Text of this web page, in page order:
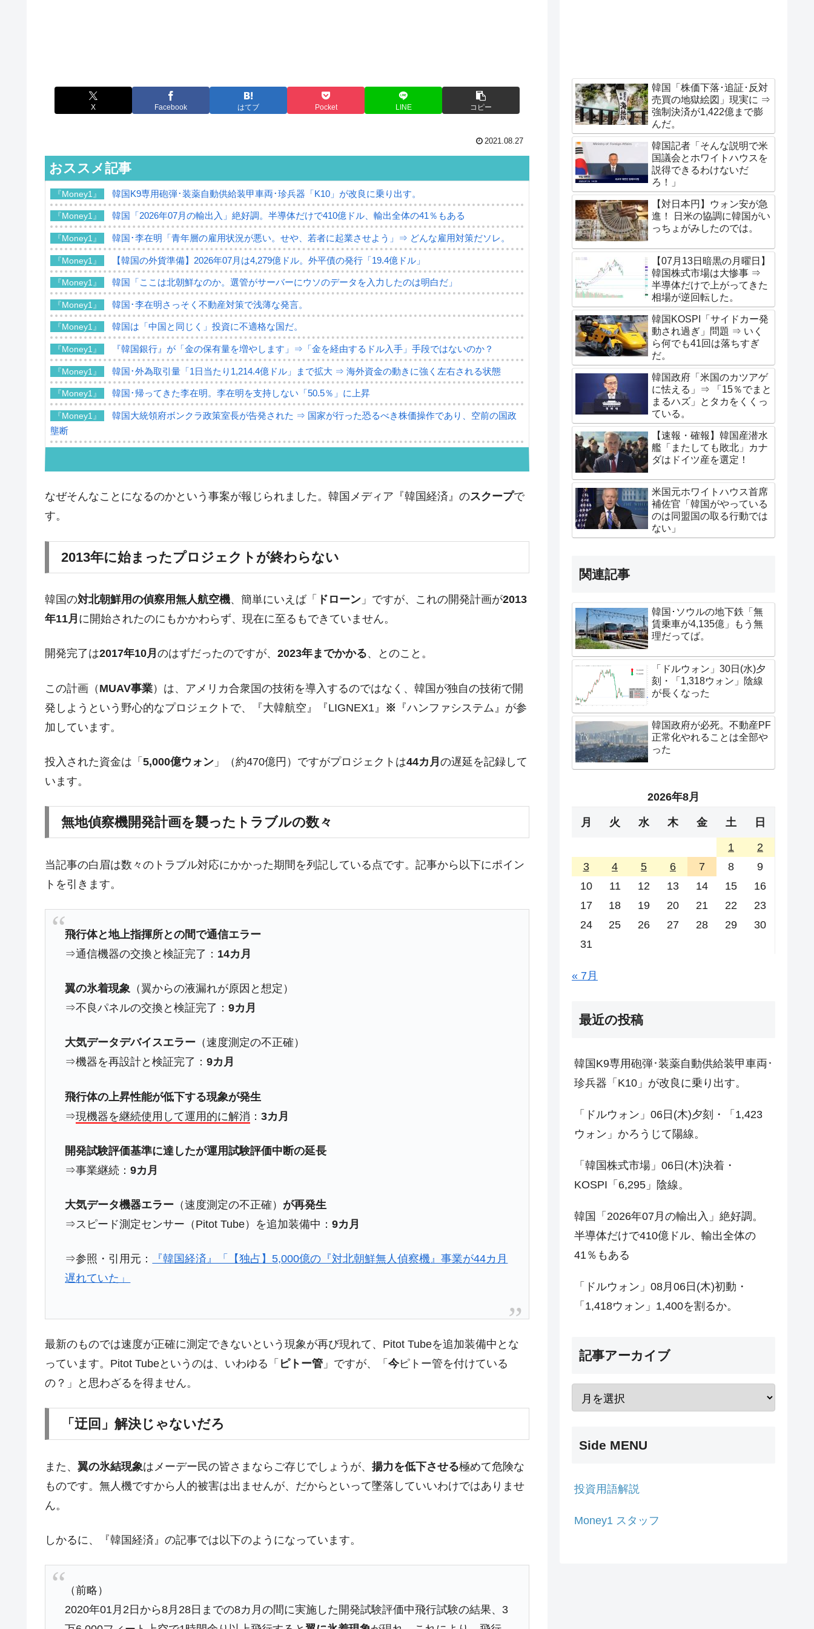
X Facebook はてブ Pocket LINE コピー
2021.08.27
おススメ記事
『Money1』 韓国K9専用砲弾･装薬自動供給装甲車両･珍兵器「K10」が改良に乗り出す。
『Money1』 韓国「2026年07月の輸出入」絶好調。半導体だけで410億ドル、輸出全体の41％もある
『Money1』 韓国･李在明「青年層の雇用状況が悪い。せや、若者に起業させよう」⇒ どんな雇用対策だソレ。
『Money1』 【韓国の外貨準備】2026年07月は4,279億ドル。外平債の発行「19.4億ドル」
『Money1』 韓国「ここは北朝鮮なのか。選管がサーバーにウソのデータを入力したのは明白だ」
『Money1』 韓国･李在明さっそく不動産対策で浅薄な発言。
『Money1』 韓国は「中国と同じく」投資に不適格な国だ。
『Money1』 『韓国銀行』が「金の保有量を増やします」⇒「金を経由するドル入手」手段ではないのか？
『Money1』 韓国･外為取引量「1日当たり1,214.4億ドル」まで拡大 ⇒ 海外資金の動きに強く左右される状態
『Money1』 韓国･帰ってきた李在明。李在明を支持しない「50.5％」に上昇
『Money1』
韓国大統領府ボンクラ政策室長が告発された ⇒ 国家が行った恐るべき株価操作であり、空前の国政
壟断
中国だけが鉄鋼輸出を異常増加させる ⇒ 中国の過剰生産が世界を蝕む。
『Money1』 韓国製造業「半導体絶好調」のウラで他業種は全般的「不調」⇒ PSIが示す現況は決して良くない。
『Money1』
『Money1』 韓国で猛暑。南東部では干ばつ
『Money1』 韓国型イージス搭載の次世代駆逐艦「KDDX」1番艦、2032年竣工と公示
『Money1』
韓国政府『BYD』車への補助金を全廃 ⇒ 実は韓国で『BYD』車は売れている。6カ月で対前年同期比
1.9倍！
在韓米国大使スティールが着韓！⇒ さっそく空港に詰めかけ「出て行け！」「極右勢力」のプラカー
ドを掲げる「在韓反米勢力」
『Money1』 韓国政府「2035年までに18.4GW規模のAIデータセンター整備」⇒ だから無理だってば。
『Money1』 JPモルガン「韓国レバレッジETFの清算はほぼ終わった」
『Money1』
韓国「橋が落ちました」⇒ 耐久性「なさすぎ」では。
『Money1』
米国下院「韓国の公務員個人をターゲットにぶん殴る法案」提出！⇒ クーパン問題は合衆国企業に対
する差別。許してはおかぬ
『Money1』
発動！
『Money1』 IT産業は人を雇用する効果は低い。全産業の半分未満しか雇用を生まない
『Money1』 韓国「2026年1Q 資金循環統計」面白い結果に。
『Money1』 韓国株式市場･暗黒の火曜日。サーキットブレイカーも発動！ 半導体2銘柄の暴落
Fact1 日本の誇る海洋資源調査船『白嶺』は先進技術の塊！
Fact1 夏の甲子園、優勝校を最も多く輩出している都道府県とは？
Fact1 今話題の「楽天ライオンズ」とは？
Fact1 全て勝つといくら？ 競馬GI競走で勝利騎手がもらえる賞金とは？
平成仮面ライダーの意外すぎるモチーフとは？
Fact1 発表から2日で大崩壊、鳴かず飛ばずに終わりそうなスーパーリーグとは？
Fact1 日本人マスターズ挑戦の歴史。松山以前に最高位だった選手とは？
セレクトセールの高額取引馬が稼いだ金額とは？
なぜそんなことになるのかという事案が報じられました。韓国メディア『韓国経済』のスクープで
す。
2013年に始まったプロジェクトが終わらない
韓国の対北朝鮮用の偵察用無人航空機、簡単にいえば「 ドローン 」ですが、これの開発計画が2013
年11月 に開始されたのにもかかわらず、現在に至るもできていません。
開発完了は2017年10月 のはずだったのですが、 2023年までかかる、とのこと。
この計画（ MUAV事業）は、アメリカ合衆国の技術を導入するのではなく、韓国が独自の技術で開
発しようという野心的なプロジェクトで、『大韓航空』『LIGNEX1』 ※ 『ハンファシステム』が参
加しています。
投入された資金は「 5,000億ウォン 」（約470億円）ですがプロジェクトは44カ月 の遅延を記録して
います。
無地偵察機開発計画を襲ったトラブルの数々
当記事の白眉は数々のトラブル対応にかかった期間を列記している点です。記事から以下にポイン
トを引きます。
飛行体と地上指揮所との間で通信エラー
⇒通信機器の交換と検証完了： 14カ月
翼の氷着現象 （翼からの液漏れが原因と想定）
⇒不良パネルの交換と検証完了：9カ月
大気データデバイスエラー （速度測定の不正確）
⇒機器を再設計と検証完了：9カ月
飛行体の上昇性能が低下する現象が発生
⇒現機器を継続使用して運用的に解消 ：3カ月
開発試験評価基準に達したが運用試験評価中断の延長
⇒事業継続：9カ月
大気データ機器エラー （速度測定の不正確） が再発生
⇒スピード測定センサー（Pitot Tube）を追加装備中：9カ月
⇒参照・引用元：
『韓国経済』「【独占】5,000億の『対北朝鮮無人偵察機』事業が44カ月
遅れていた」
最新のものでは速度が正確に測定できないという現象が再び現れて、Pitot Tubeを追加装備中とな
っています。Pitot Tubeというのは、いわゆる「 ピトー管 」ですが、「 今ピトー管を付けている
の？」と思わざるを得ません。
「迂回」解決じゃないだろ
また、 翼の氷結現象はメーデー民の皆さまならご存じでしょうが、 揚力を低下させる極めて危険な
ものです。無人機ですから人的被害は出ませんが、だからといって墜落していいわけではありませ
ん。
しかるに、『韓国経済』の記事では以下のようになっています。
（前略）
2020年01月2日から8月28日までの8カ月の間に実施した開発試験評価中飛行試験の結果、3
韓国「株価下落･追証･反対
売買の地獄絵図」現実に ⇒
強制決済が1,422億まで膨
んだ。
韓国記者「そんな説明で米
国議会とホワイトハウスを
説得できるわけないだ
ろ！」
【対日本円】ウォン安が急
進！ 日米の協調に韓国がい
っちょがみしたのでは。
【07月13日暗黒の月曜日】
韓国株式市場は大惨事 ⇒
半導体だけで上がってきた
相場が逆回転した。
韓国KOSPI「サイドカー発
動され過ぎ」問題 ⇒ いく
ら何でも41回は落ちすぎ
だ。
韓国政府「米国のカツアゲ
に怯える」⇒ 「15％でまと
まるハズ」とタカをくくっ
ている。
【速報・確報】韓国産潜水
艦「またしても敗北」カナ
ダはドイツ産を選定！
米国元ホワイトハウス首席
補佐官「韓国がやっている
のは同盟国の取る行動では
ない」
関連記事
韓国･ソウルの地下鉄「無
賃乗車が4,135億」もう無
理だってば。
「ドルウォン」30日(水)夕
刻・「1,318ウォン」陰線
が長くなった
韓国政府が必死。不動産PF
正常化やれることは全部や
った
2026年8月
月 火 水 木 金 土 日
1
2
3
4 5 6 7 8
9
10
11 12 13 14 15
16
17
18 19 20 21 22
23
24
25 26 27 28 29
30
31
« 7月
最近の投稿
韓国K9専用砲弾･装薬自動供給装甲車両･
珍兵器「K10」が改良に乗り出す。
「ドルウォン」06日(木)夕刻・「1,423
ウォン」かろうじて陽線。
「韓国株式市場」06日(木)決着・
KOSPI「6,295」陰線。
韓国「2026年07月の輸出入」絶好調。
半導体だけで410億ドル、輸出全体の
41％もある
「ドルウォン」08月06日(木)初動・
「1,418ウォン」1,400を割るか。
記事アーカイブ
Side MENU
投資用語解説
Money1 スタッフ